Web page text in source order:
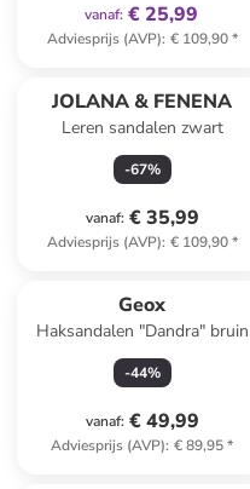
vanaf: € 25,99
Adviesprijs (AVP): € 109,90*
JOLANA & FENENA
Leren sandalen zwart
-67%
vanaf: € 35,99
Adviesprijs (AVP): € 109,90*
Geox
Haksandalen "Dandra" bruin
-44%
vanaf: € 49,99
Adviesprijs (AVP): € 89,95*